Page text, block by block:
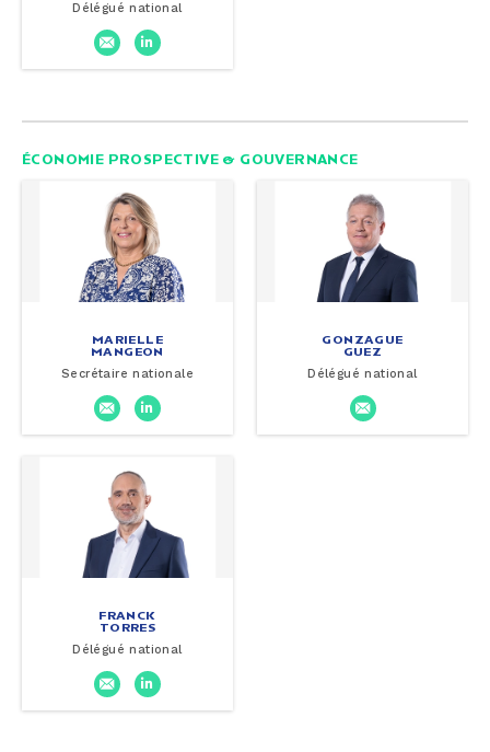
Délégué national
ÉCONOMIE PROSPECTIVE & GOUVERNANCE
MARIELLE
MANGEON
Secrétaire nationale
GONZAGUE
GUEZ
Délégué national
FRANCK
TORRES
Délégué national